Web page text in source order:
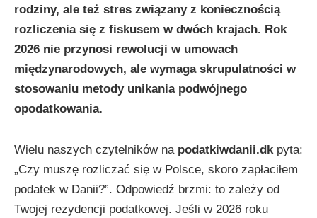
rodziny, ale też stres związany z koniecznością
rozliczenia się z fiskusem w dwóch krajach. Rok
2026 nie przynosi rewolucji w umowach
międzynarodowych, ale wymaga skrupulatności w
stosowaniu metody unikania podwójnego
opodatkowania.
Wielu naszych czytelników na podatkiwdanii.dk pyta:
„Czy muszę rozliczać się w Polsce, skoro zapłaciłem
podatek w Danii?”. Odpowiedź brzmi: to zależy od
Twojej rezydencji podatkowej. Jeśli w 2026 roku